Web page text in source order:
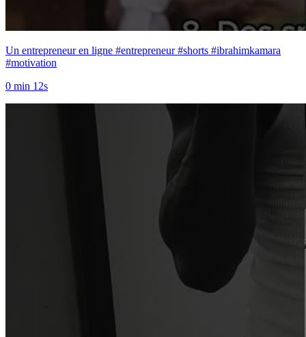
Un entrepreneur en ligne #entrepreneur #shorts #ibrahimkamara
#motivation
0 min 12s